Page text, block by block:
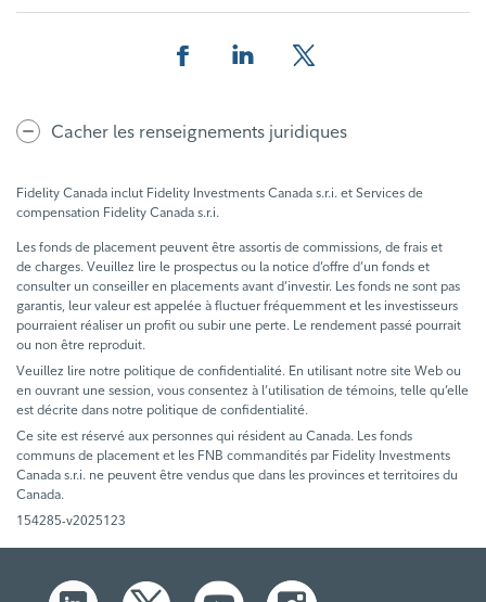
Cacher les renseignements juridiques
Fidelity Canada inclut Fidelity Investments Canada s.r.i. et Services de
compensation Fidelity Canada s.r.i.
Les fonds de placement peuvent être assortis de commissions, de frais et
de charges. Veuillez lire le prospectus ou la notice d’offre d’un fonds et
consulter un conseiller en placements avant d’investir. Les fonds ne sont pas
garantis, leur valeur est appelée à fluctuer fréquemment et les investisseurs
pourraient réaliser un profit ou subir une perte. Le rendement passé pourrait
ou non être reproduit.
Veuillez lire notre politique de confidentialité. En utilisant notre site Web ou
en ouvrant une session, vous consentez à l’utilisation de témoins, telle qu’elle
est décrite dans notre politique de confidentialité.
Ce site est réservé aux personnes qui résident au Canada. Les fonds
communs de placement et les FNB commandités par Fidelity Investments
Canada s.r.i. ne peuvent être vendus que dans les provinces et territoires du
Canada.
154285-v2025123